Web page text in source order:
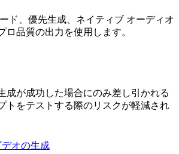
ド、優先生成、ネイティブ オーディオ
ロ品質の出力を使用します。
成が成功した場合にのみ差し引かれる
トをテストする際のリスクが軽減され
デオの生成